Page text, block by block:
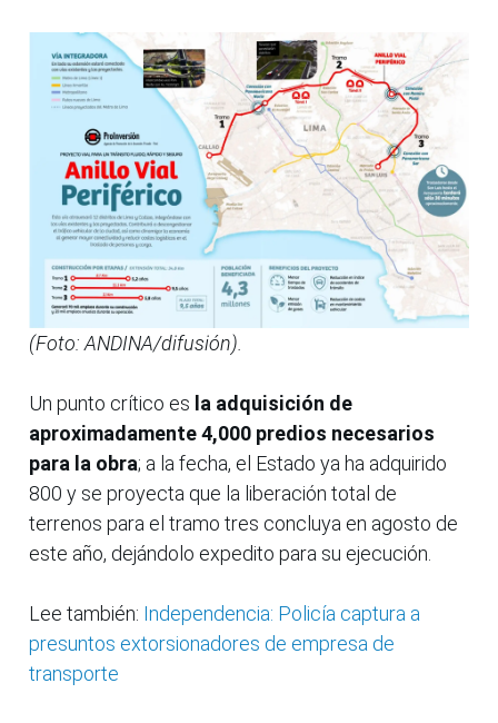
(Foto: ANDINA/difusión).
Un punto crítico es la adquisición de
aproximadamente 4,000 predios necesarios
para la obra; a la fecha, el Estado ya ha adquirido
800 y se proyecta que la liberación total de
terrenos para el tramo tres concluya en agosto de
este año, dejándolo expedito para su ejecución.
Lee también: Independencia: Policía captura a
presuntos extorsionadores de empresa de
transporte